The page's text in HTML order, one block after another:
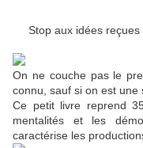
Stop aux idées
On ne couche pas le
connu, sauf si on est une
Ce petit livre reprend
mentalités et les
caractérise les